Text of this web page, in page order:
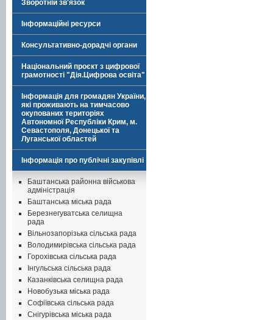
Зворотній зв'язок
Інформаційні ресурси
Консультативно-дорадчі органи
Національний проєкт з цифрової
грамотності "Дія.Цифрова освіта"
Інформація для громадян України,
які проживають на тимчасово
окупованих територіях
Автономної Республіки Крим, м.
Севастополя, Донецької та
Луганської областей
Інформація про публічні закупівлі
Баштанська районна військова
адміністрація
Баштанська міська рада
Березнегуватська селищна
рада
Вільнозапорізька сільська рада
Володимирівська сільська рада
Горохівська сільська рада
Інгульська сільська рада
Казанківська селищна рада
Новобузька міська рада
Софіївська сільська рада
Снігурівська міська рада